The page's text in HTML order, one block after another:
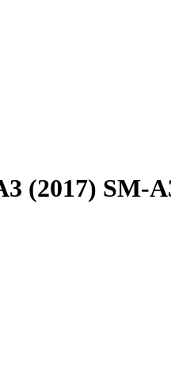
(2017) SM-